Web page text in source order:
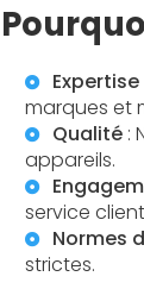
Expertise
marques et
Qualité :
appareils.
service
Normes
strictes.